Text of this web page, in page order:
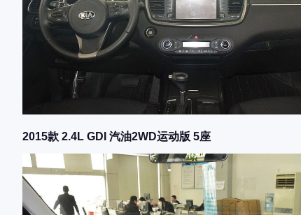
2015款 2.4L GDI 汽油2WD运动版 5座